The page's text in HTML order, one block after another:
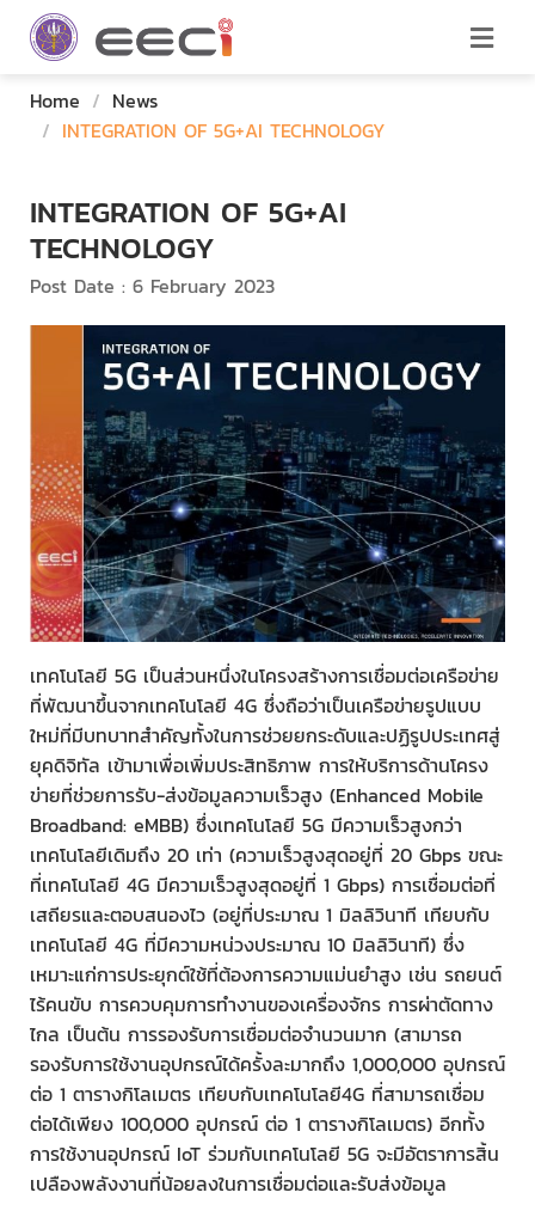
Home / News
/ INTEGRATION OF 5G+AI TECHNOLOGY
INTEGRATION OF 5G+AI
TECHNOLOGY
Post Date : 6 February 2023
เทคโนโลยี 5G เป็นส่วนหนึ่งในโครงสร้างการเชื่อมต่อเครือข่าย
ที่พัฒนาขึ้นจากเทคโนโลยี 4G ซึ่งถือว่าเป็นเครือข่ายรูปแบบ
ใหม่ที่มีบทบาทสำคัญทั้งในการช่วยยกระดับและปฏิรูปประเทศสู่
ยุคดิจิทัล เข้ามาเพื่อเพิ่มประสิทธิภาพ การให้บริการด้านโครง
ข่ายที่ช่วยการรับ-ส่งข้อมูลความเร็วสูง (Enhanced Mobile
Broadband: eMBB) ซึ่งเทคโนโลยี 5G มีความเร็วสูงกว่า
เทคโนโลยีเดิมถึง 20 เท่า (ความเร็วสูงสุดอยู่ที่ 20 Gbps ขณะ
ที่เทคโนโลยี 4G มีความเร็วสูงสุดอยู่ที่ 1 Gbps) การเชื่อมต่อที่
เสถียรและตอบสนองไว (อยู่ที่ประมาณ 1 มิลลิวินาที เทียบกับ
เทคโนโลยี 4G ที่มีความหน่วงประมาณ 10 มิลลิวินาที) ซึ่ง
เหมาะแก่การประยุกต์ใช้ที่ต้องการความแม่นยำสูง เช่น รถยนต์
ไร้คนขับ การควบคุมการทำงานของเครื่องจักร การผ่าตัดทาง
ไกล เป็นต้น การรองรับการเชื่อมต่อจำนวนมาก (สามารถ
รองรับการใช้งานอุปกรณ์ได้ครั้งละมากถึง 1,000,000 อุปกรณ์
ต่อ 1 ตารางกิโลเมตร เทียบกับเทคโนโลยี4G ที่สามารถเชื่อม
ต่อได้เพียง 100,000 อุปกรณ์ ต่อ 1 ตารางกิโลเมตร) อีกทั้ง
การใช้งานอุปกรณ์ IoT ร่วมกับเทคโนโลยี 5G จะมีอัตราการสิ้น
เปลืองพลังงานที่น้อยลงในการเชื่อมต่อและรับส่งข้อมูล